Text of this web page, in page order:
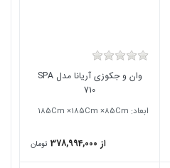
وان و جکوزی آریانا مدل SPA
710
ابعاد: ۱85Cm ×185Cm ×85Cm
از 378,994,000 تومان